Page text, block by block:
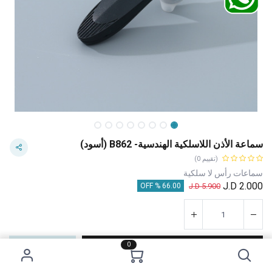
0
سماعة الأذن اللاسلكية الهندسية- B862 (أسود)
(تقييم 0)
سماعات رأس لا سلكية
2.000
5.900
J.D
66.00 % OFF
إضافة إلى عربة التسوق اشترِ الآن